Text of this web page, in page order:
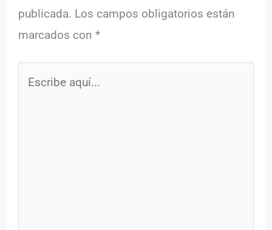
publicada. Los campos obligatorios están
marcados con*